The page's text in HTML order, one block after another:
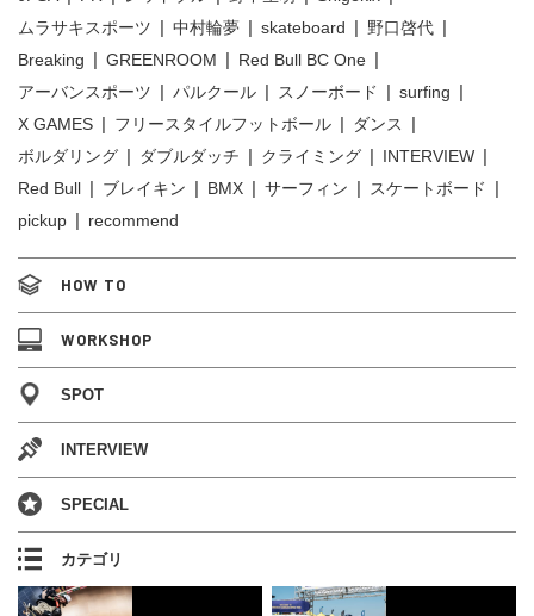
ムラサキスポーツ
中村輪夢 skateboard
野口啓代
Breaking
GREENROOM
Red Bull BC One
アーバンスポーツ
パルクール スノーボード
surfing
X GAMES
フリースタイルフットボール
ダンス
ボルダリング
ダブルダッチ クライミング
INTERVIEW
Red Bull
ブレイキン BMX サーフィン
スケートボード
pickup
recommend
HOW TO
WORKSHOP
SPOT
INTERVIEW
SPECIAL
カテゴリ